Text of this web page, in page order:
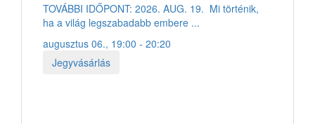
TOVÁBBI IDŐPONT: 2026. AUG. 19. Mi történik,
ha a világ legszabadabb embere ...
augusztus 06., 19:00 - 20:20
Jegyvásárlás